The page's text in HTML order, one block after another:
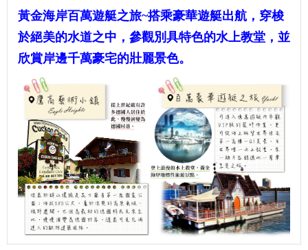
黃金海岸百萬遊艇之旅~搭乘豪華遊艇出航，穿梭
於絕美的水道之中，參觀別具特色的水上教堂，並
欣賞岸邊千萬豪宅的壯麗景色。